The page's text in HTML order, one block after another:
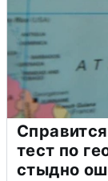
тест по
стыдно